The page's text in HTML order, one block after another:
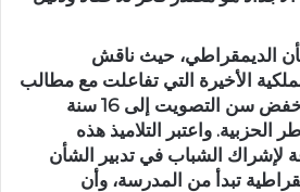
الديمقراطي، حيث ناقش
الأخيرة التي تفاعلت مع مطالب
جيل الشباب، ولا سيما خفض سن التصويت إلى 16 سنة
الحزبية. واعتبر التلاميذ هذه
لإشراك الشباب في تدبير الشأن
تبدأ من المدرسة، وأن